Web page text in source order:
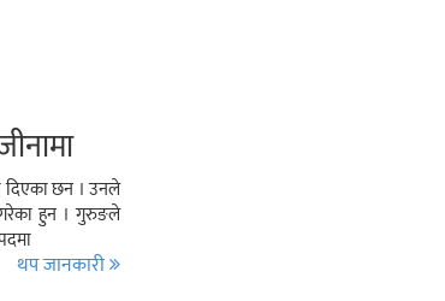
दिएका छन । उनले
गरेका हुन । गुरुङले
थप जानकारी